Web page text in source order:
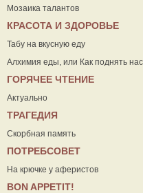
Мозаика талантов
КРАСОТА И ЗДОРОВЬЕ
Табу на вкусную еду
Алхимия еды, или Как поднять
ГОРЯЧЕЕ ЧТЕНИЕ
Актуально
ТРАГЕДИЯ
Скорбная память
ПОТРЕБСОВЕТ
На крючке у аферистов
ВON APPETIT!